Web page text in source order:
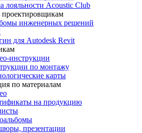
лояльности Acoustic Club
инженерных решений
для Autodesk Revit
инструкции
по монтажу
карты
по материалам
на продукцию
презентации